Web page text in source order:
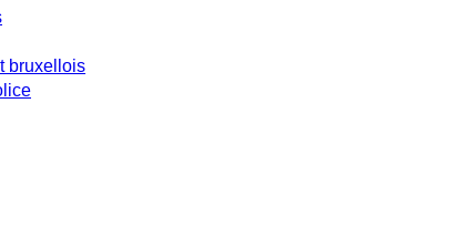
bruxellois